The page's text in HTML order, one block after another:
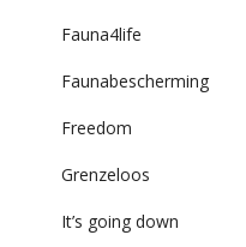
Fauna4life
Faunabescherming
Freedom
Grenzeloos
It’s going down